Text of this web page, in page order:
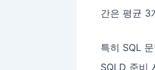
간은 평균 3
특히 SQL
SQLD 준비